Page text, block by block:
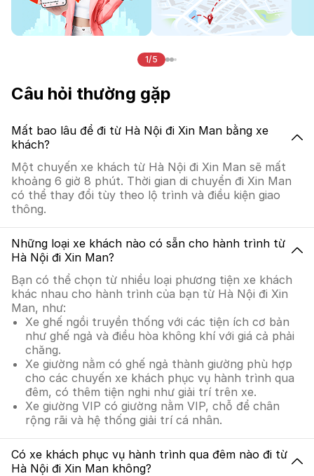
1/5
Câu hỏi thường gặp
Mất bao lâu để đi từ Hà Nội đi Xin Man bằng xe
khách?
Một chuyến xe khách từ Hà Nội đi Xin Man sẽ mất
khoảng 6 giờ 8 phút. Thời gian di chuyển đi Xin Man
có thể thay đổi tùy theo lộ trình và điều kiện giao
thông.
Những loại xe khách nào có sẵn cho hành trình từ
Hà Nội đi Xin Man?
Bạn có thể chọn từ nhiều loại phương tiện xe khách
khác nhau cho hành trình của bạn từ Hà Nội đi Xin
Man, như:
Xe ghế ngồi truyền thống với các tiện ích cơ bản
như ghế ngả và điều hòa không khí với giá cả phải
chăng.
Xe giường nằm có ghế ngả thành giường phù hợp
cho các chuyến xe khách phục vụ hành trình qua
đêm, có thêm tiện nghi như giải trí trên xe.
Xe giường VIP có giường nằm VIP, chỗ để chân
rộng rãi và hệ thống giải trí cá nhân.
Có xe khách phục vụ hành trình qua đêm nào đi từ
Hà Nội đi Xin Man không?